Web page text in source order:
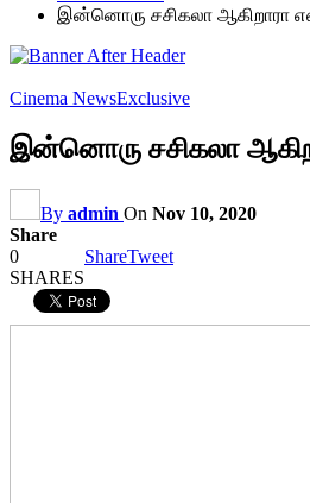
இன்னொரு சசிகலா ஆகிறாரா
Cinema NewsExclusive
இன்னொரு சசிகலா
By admin On Nov 10, 2020
Share
0
SHARES
ShareTweet